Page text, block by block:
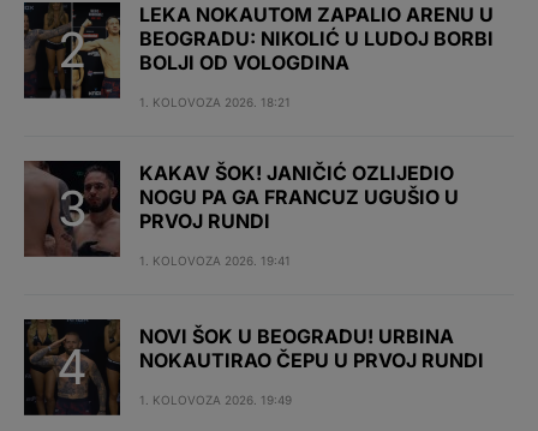
LEKA NOKAUTOM ZAPALIO ARENU U
BEOGRADU: NIKOLIĆ U LUDOJ BORBI
BOLJI OD VOLOGDINA
1. KOLOVOZA 2026. 18:21
KAKAV ŠOK! JANIČIĆ OZLIJEDIO
NOGU PA GA FRANCUZ UGUŠIO U
PRVOJ RUNDI
1. KOLOVOZA 2026. 19:41
NOVI ŠOK U BEOGRADU! URBINA
NOKAUTIRAO ČEPU U PRVOJ RUNDI
1. KOLOVOZA 2026. 19:49